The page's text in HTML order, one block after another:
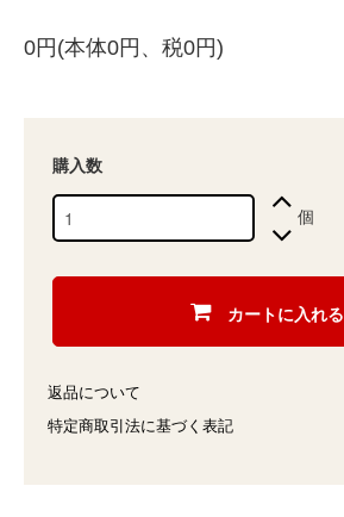
0円(本体0円、税0円)
購入数
個
カートに入れる
返品について
特定商取引法に基づく表記